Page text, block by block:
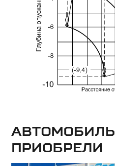
Автомобиль
приобрели